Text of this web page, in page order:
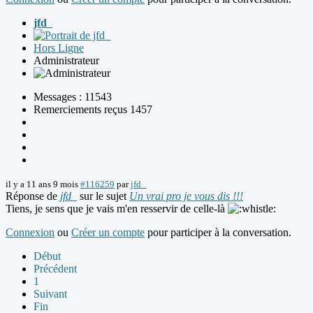
jfd_
Hors Ligne
Administrateur
Messages : 11543
Remerciements reçus 1457
il y a 11 ans 9 mois #116259 parjfd_
Réponse de jfd_ sur le sujet Un vrai pro je vous dis !!!
Tiens, je sens que je vais m'en resservir de celle-là
Connexion ou Créer un compte pour participer à la conversation.
Début
Précédent
1
Suivant
Fin